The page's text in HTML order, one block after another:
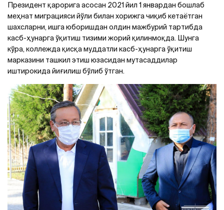
Президент қарорига асосан 2021 йил 1 январдан бошлаб
меҳнат миграцияси йўли билан хорижга чиқиб кетаётган
шахсларни, ишга юборишдан олдин мажбурий тартибда
касб-ҳунарга ўқитиш тизими жорий қилинмоқда. Шунга
кўра, коллежда қисқа муддатли касб-ҳунарга ўқитиш
марказини ташкил этиш юзасидан мутасаддилар
иштирокида йиғилиш бўлиб ўтган.